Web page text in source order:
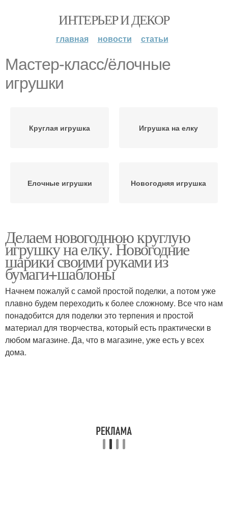
ИНТЕРЬЕР И ДЕКОР
главная новости статьи
Мастер-класс/ёлочные
игрушки
Круглая игрушка Игрушка на елку
Елочные игрушки Новогодняя игрушка
Делаем новогоднюю круглую
игрушку на елку. Новогодние
шарики своими руками из
бумаги+шаблоны
Начнем пожалуй с самой простой поделки, а потом уже
плавно будем переходить к более сложному. Все что нам
понадобится для поделки это терпения и простой
материал для творчества, который есть практически в
любом магазине. Да, что в магазине, уже есть у всех
дома.